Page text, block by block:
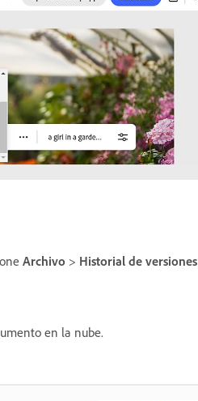
Archivo > Historial de versiones
en la nube.